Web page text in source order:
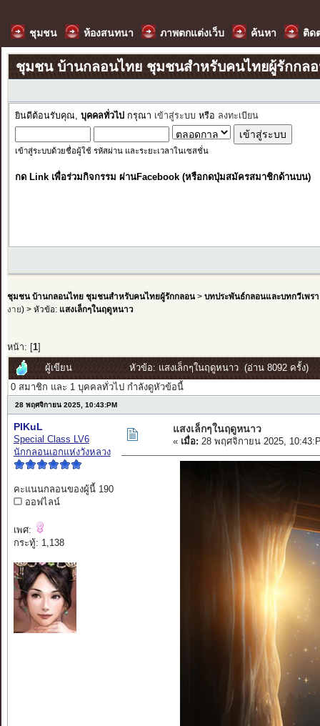
ชุมชน ห้องสนทนา ภาพตกแต่งเว็บ ค้นหา ติด
ชุมชน บ้านกลอนไทย ชุมชนสำหรับคนไทยผู้รักกล
ยินดีต้อนรับคุณ, บุคคลทั่วไป กรุณา เข้าสู่ระบบ หรือ ลงทะเบียน
เข้าสู่ระบบด้วยชื่อผู้ใช้ รหัสผ่าน และระยะเวลาในเซสชั่น
กด Link เพื่อร่วมกิจกรรม ผ่านFacebook (หรือกดปุ่มสมัครสมาชิกด้านบน)
ชุมชน บ้านกลอนไทย ชุมชนสำหรับคนไทยผู้รักกลอน> บทประพันธ์กลอนและบทกวีเพรา
งาย) > หัวข้อ: แสงเล็กๆในฤดูหนาว
หน้า: [ 1]
ผู้เขียน
หัวข้อ: แสงเล็กๆในฤดูหนาว (อ่าน 8092 ครั้ง)
0 สมาชิก และ 1 บุคคลทั่วไป กำลังดูหัวข้อนี้
28 พฤศจิกายน 2025, 10:43:PM
PIKuL
Special Class LV6
นักกลอนเอกแห่งวังหลวง
คะแนนกลอนของผู้นี้ 190
ออฟไลน์
เพศ:
กระทู้: 1,138
แสงเล็กๆในฤดูหนาว
« เมื่อ: 28 พฤศจิกายน 2025,